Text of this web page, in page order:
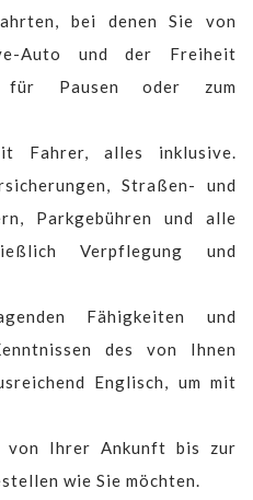
bei denen Sie von
Auto und der Freiheit
für Pausen oder zum
Fahrer, alles inklusive.
Straßen- und
Parkgebühren und alle
Verpflegung und
Fähigkeiten und
des von Ihnen
Englisch, um mit
von Ihrer Ankunft bis zur
wie Sie möchten.